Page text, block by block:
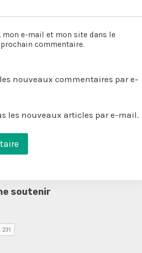
e-mail et mon site dans le
commentaire.
nouveaux commentaires par e-
les nouveaux articles par e-mail.
soutenir